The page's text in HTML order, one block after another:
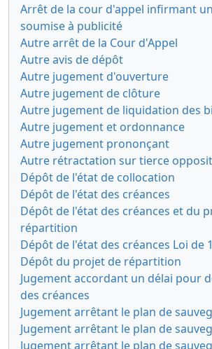
Arrêt de la cour d'appel infirmant
soumise à publicité
Autre arrêt de la Cour d'Appel
Autre avis de dépôt
Autre jugement d'ouverture
Autre jugement de clôture
Autre jugement de liquidation des
Autre jugement et ordonnance
Autre jugement prononçant
Autre rétractation sur tierce
Dépôt de l'état de collocation
Dépôt de l'état des créances
Dépôt de l'état des créances et du
répartition
Dépôt de l'état des créances Loi de
Dépôt du projet de répartition
Jugement accordant un délai pour
des créances
Jugement arrêtant le plan de
Jugement arrêtant le plan de
Jugement arrêtant le plan de